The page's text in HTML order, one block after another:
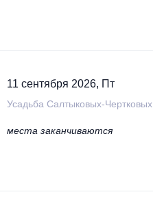
11 сентября 2026, Пт
Усадьба Салтыковых-Чертковых
места заканчиваются